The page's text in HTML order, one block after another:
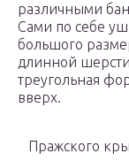
различными
Сами по себе
большого
длинной
треугольная
вверх.
Пражского